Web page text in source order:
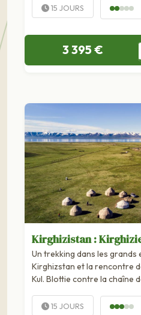
le Kazakhstan offrent une
façonnée par les steppes,
15 JOURS
3 395 €
Kirghizistan :
Un trekking dans les grands
Kirghizstan et la rencontre
Kul. Blottie contre la chaîne
célestes dans une enfilade
15 JOURS